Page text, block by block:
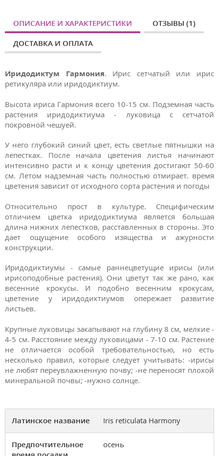
ОПИСАНИЕ И ХАРАКТЕРИСТИКИ ОТЗЫВЫ (1)
ДОСТАВКА И ОПЛАТА
Иридодиктум Гармония. Ирис сетчатый или ирис
ретикуляра или иридодиктиум.
Высота ириса Гармония всего 10-15 см. Подземная часть
растения иридодиктиума - луковица с сетчатой
покровной чешуей.
У него глубокий синий цвет, есть светлые пятнышки на
лепестках. После начала цветения листья начинают
интенсивно расти и к концу цветения достигают 50-60
см. Летом надземная часть полностью отмирает. время
цветения зависит от исходного сорта растения и погоды
Относительно прост в культуре. Специфическим
отличием цветка иридодиктиума является большая
длина нижних лепестков, расставленных в стороны. Это
дает ощущение особого изящества и ажурности
конструкции.
Иридодиктиумы - самые раннецветущие ирисы (или
ирисоподобные растения). Они цветут так же рано, как
весенние крокусы. И подобно весенним крокусам,
цветение у иридодиктиумов опережает развитие
листьев.
Крупные луковицы закапывают на глубину 8 см, мелкие -
4-5 см. Расстояние между луковицами - 7-10 см. Растение
не отличается особой требовательностью, но есть
несколько правил, которые следует учитывать: -ирисы
не любят переувлажненную почву; -не переносят плохой
минеральной почвы; -нужно солнце.
Латинское название Iris reticulata Harmony
Предпочтительное
осень